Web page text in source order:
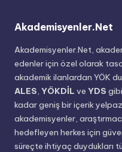
Akademisyenler.Net
Akademisyenler.Net,
edenler için özel olarak
akademik ilanlardan YÖK
ALES, YÖKDİL ve YDS
kadar geniş bir içerik
akademisyenler,
hedefleyen herkes için
süreçte ihtiyaç duydukları